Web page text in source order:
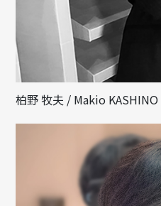
柏野 牧夫 / Makio